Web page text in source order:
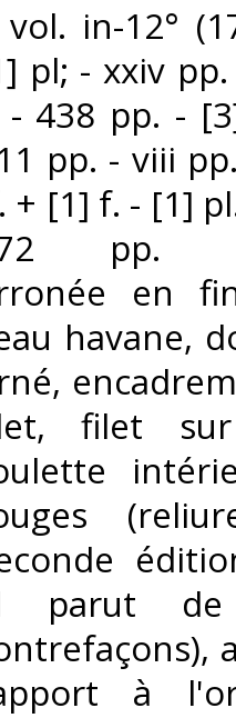
in-12°
pl; - xxiv
438 pp. -
pp. - viii
+ [1] f. - [1]
pp.
en
havane,
filet
parut de
à